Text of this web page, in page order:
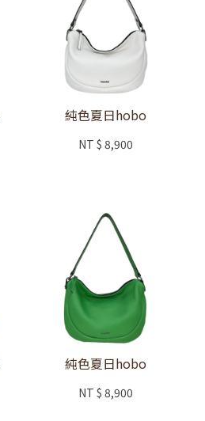
純色夏日hobo
NT $ 8,900
純色夏日hobo
NT $ 8,900